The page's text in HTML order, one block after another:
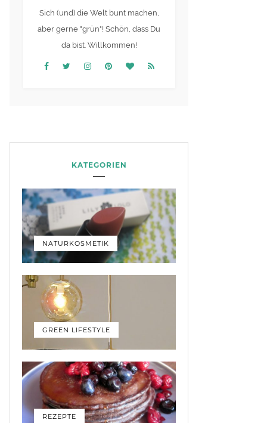
Sich (und) die Welt bunt machen,
aber gerne "grün"! Schön, dass Du
da bist. Willkommen!
KATEGORIEN
NATURKOSMETIK
GREEN LIFESTYLE
REZEPTE